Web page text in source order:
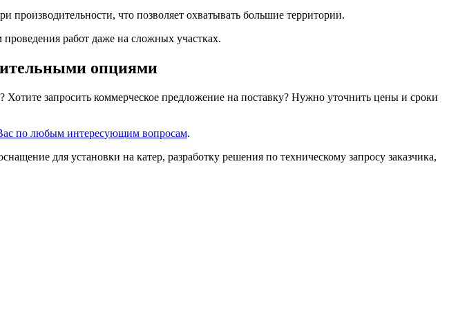
производительности, что позволяет охватывать большие территории.
работ даже на сложных участках.
опциями
запросить коммерческое предложение на поставку? Нужно уточнить цены и сроки
по любым интересующим вопросам.
для установки на катер, разработку решения по техническому запросу заказчика,